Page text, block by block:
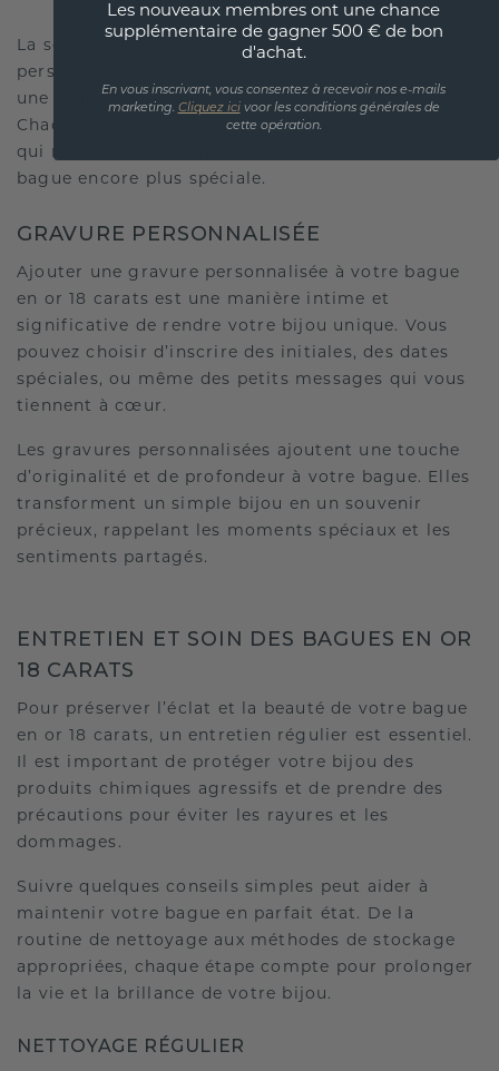
La sélection des pierres précieuses permet de
personnaliser encore plus votre bague, ajoutant
une touche de couleur et de brillance unique.
Chaque pierre raconte une histoire, et choisir celle
qui résonne le plus avec vous peut rendre votre
bague encore plus spéciale.
GRAVURE PERSONNALISÉE
Ajouter une gravure personnalisée à votre bague
en or 18 carats est une manière intime et
significative de rendre votre bijou unique. Vous
pouvez choisir d’inscrire des initiales, des dates
spéciales, ou même des petits messages qui vous
tiennent à cœur.
Les gravures personnalisées ajoutent une touche
d’originalité et de profondeur à votre bague. Elles
transforment un simple bijou en un souvenir
précieux, rappelant les moments spéciaux et les
sentiments partagés.
ENTRETIEN ET SOIN DES BAGUES EN OR
18 CARATS
Pour préserver l’éclat et la beauté de votre bague
en or 18 carats, un entretien régulier est essentiel.
Il est important de protéger votre bijou des
produits chimiques agressifs et de prendre des
précautions pour éviter les rayures et les
dommages.
Suivre quelques conseils simples peut aider à
maintenir votre bague en parfait état. De la
routine de nettoyage aux méthodes de stockage
appropriées, chaque étape compte pour prolonger
la vie et la brillance de votre bijou.
NETTOYAGE RÉGULIER
Les nouveaux membres ont une chance
supplémentaire de gagner 500 € de bon
d'achat.
En vous inscrivant, vous consentez à recevoir nos e-mails
marketing. Cliquez icivoor les conditions générales de
cette opération.